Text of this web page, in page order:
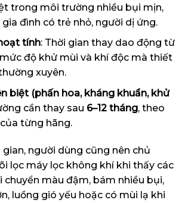
trong môi trường nhiều bụi mịn,
đình có trẻ nhỏ, người dị ứng.
tính: Thời gian thay dao động từ
độ khử mùi và khí độc mà thiết
xuyên.
biệt (phấn hoa, kháng khuẩn, khử
cần thay sau 6–12 tháng, theo
từng hãng.
người dùng cũng nên chủ
lọc máy lọc không khíkhi thấy các
chuyển màu đậm, bám nhiều bụi,
luồng gió yếu hoặc có mùi lạ khi